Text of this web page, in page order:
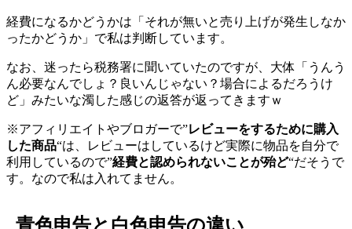
経費になるかどうかは 「それが無いと売り上げが発生しなか
ったかどうか」で私は判断しています。
なお、迷ったら税務署に聞いていたのですが、大体「うんう
ん必要なんでしょ？良いんじゃない？場合によるだろうけ
ど」みたいな濁した感じの返答が返ってきますｗ
※アフィリエイトやブロガーで”レビューをするために購入
した商品“は、レビューはしているけど実際に物品を自分で
利用しているので”経費と認められないことが殆ど“だそうで
す。なので私は入れてません。